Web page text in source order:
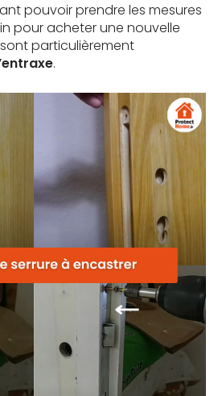
pouvoir prendre les mesures
pour acheter une nouvelle
particulièrement
.